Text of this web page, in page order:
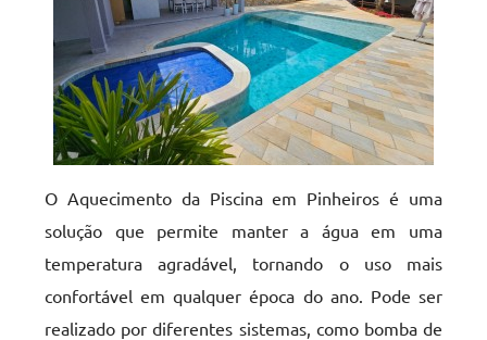
O Aquecimento da Piscina em Pinheiros é uma
solução que permite manter a água em uma
temperatura agradável, tornando o uso mais
confortável em qualquer época do ano. Pode ser
realizado por diferentes sistemas, como bomba de